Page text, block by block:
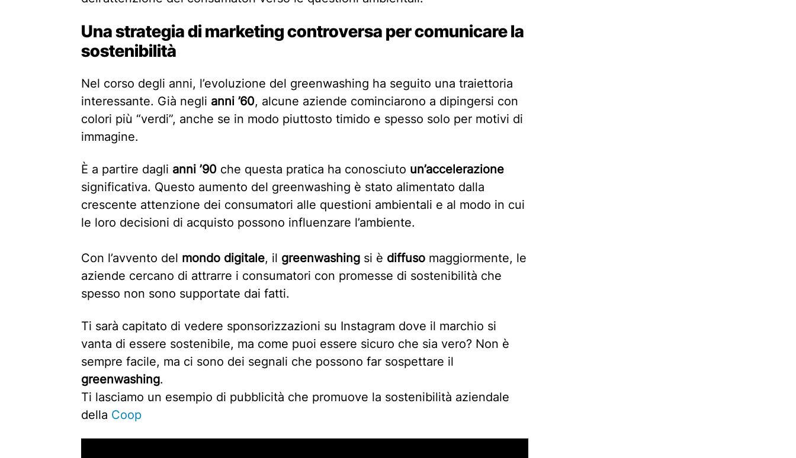
Una strategia di marketing controversa per comunicare la
sostenibilità
Nel corso degli anni, l’evoluzione del greenwashing ha seguito una traiettoria
interessante. Già negli anni ’60, alcune aziende cominciarono a dipingersi con
colori più “verdi”, anche se in modo piuttosto timido e spesso solo per motivi di
immagine.
È a partire dagli anni ’90 che questa pratica ha conosciuto un’accelerazione
significativa. Questo aumento del greenwashing è stato alimentato dalla
crescente attenzione dei consumatori alle questioni ambientali e al modo in cui
le loro decisioni di acquisto possono influenzare l’ambiente.
Con l’avvento del mondo digitale, il greenwashing si è diffuso maggiormente, le
aziende cercano di attrarre i consumatori con promesse di sostenibilità che
spesso non sono supportate dai fatti.
Ti sarà capitato di vedere sponsorizzazioni su Instagram dove il marchio si
vanta di essere sostenibile, ma come puoi essere sicuro che sia vero? Non è
sempre facile, ma ci sono dei segnali che possono far sospettare il
greenwashing.
Ti lasciamo un esempio di pubblicità che promuove la sostenibilità aziendale
della Coop